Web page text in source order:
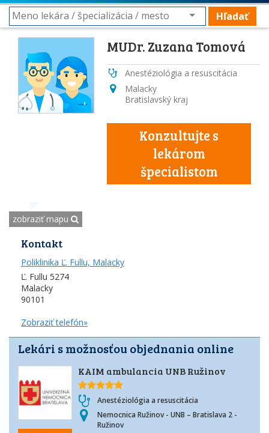
Hľadať
MUDr. Zuzana Tomová
Anestéziológia a resuscitácia
Malacky
Bratislavský kraj
Konzultujte s
lekárom
špecialistom
zobraziť mapu
Kontakt
Poliklinika Ľ. Fullu, Malacky
Ľ. Fullu 5274
Malacky
90101
Zobraziť telefón»
Lekári s možnosťou objednania online
KAIM ambulancia UNB Ružinov
Anestéziológia a resuscitácia
Nemocnica Ružinov - UNB – Bratislava 2 -
Ružinov